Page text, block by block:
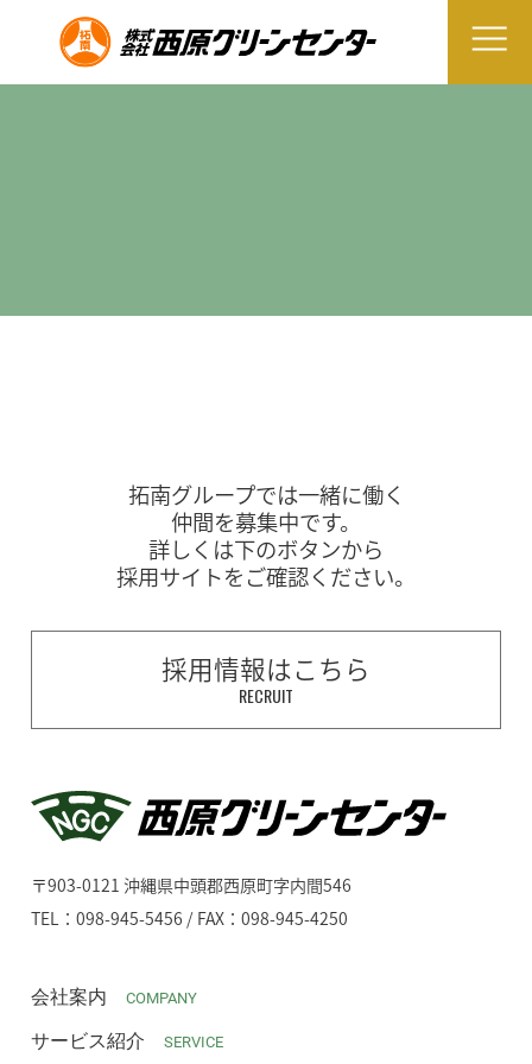
拓南グループでは一緒に働く
仲間を募集中です。
詳しくは下のボタンから
採用サイトをご確認ください。
採用情報はこちら
RECRUIT
〒903-0121 沖縄県中頭郡西原町字内間546
TEL：098-945-5456 / FAX：098-945-4250
会社案内 COMPANY
サービス紹介 SERVICE